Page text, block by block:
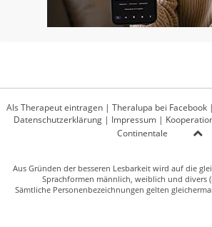
Als Therapeut eintragen | Theralupa bei Facebook |
Datenschutzerklärung| Impressum|
Continentale
Aus Gründen der besseren Lesbarkeit wird auf die
Sprachformen männlich, weiblich und divers
Sämtliche Personenbezeichnungen gelten